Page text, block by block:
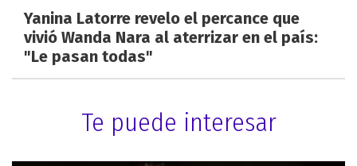
Yanina Latorre revelo el percance que
vivió Wanda Nara al aterrizar en el país:
"Le pasan todas"
Te puede interesar